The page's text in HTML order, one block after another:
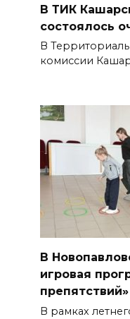
В ТИК
состоялось
В
комиссии
В
игровая
препятствий»
В рамках